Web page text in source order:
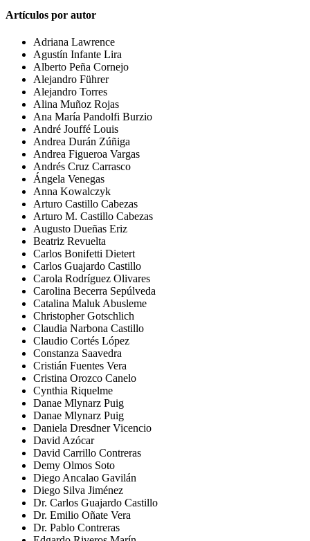
Artículos por autor
Adriana Lawrence
Agustín Infante Lira
Alberto Peña Cornejo
Alejandro Führer
Alejandro Torres
Alina Muñoz Rojas
Ana María Pandolfi Burzio
André Jouffé Louis
Andrea Durán Zúñiga
Andrea Figueroa Vargas
Andrés Cruz Carrasco
Ángela Venegas
Anna Kowalczyk
Arturo Castillo Cabezas
Arturo M. Castillo Cabezas
Augusto Dueñas Eriz
Beatriz Revuelta
Carlos Bonifetti Dietert
Carlos Guajardo Castillo
Carola Rodríguez Olivares
Carolina Becerra Sepúlveda
Catalina Maluk Abusleme
Christopher Gotschlich
Claudia Narbona Castillo
Claudio Cortés López
Constanza Saavedra
Cristián Fuentes Vera
Cristina Orozco Canelo
Cynthia Riquelme
Danae Mlynarz Puig
Danae Mlynarz Puig
Daniela Dresdner Vicencio
David Azócar
David Carrillo Contreras
Demy Olmos Soto
Diego Ancalao Gavilán
Diego Silva Jiménez
Dr. Carlos Guajardo Castillo
Dr. Emilio Oñate Vera
Dr. Pablo Contreras